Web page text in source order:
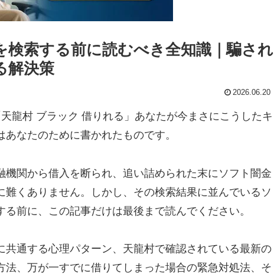
検索する前に読むべき全知識｜騙され
解決策
2026.06.20
龍村 ブラック 借りれる」あなたが今まさにこうしたキ
なたのために書かれたものです。
関から借入を断られ、追い詰められた末にソフト闇金
くありません。しかし、その検索結果に並んでいるソ
前に、この記事だけは最後まで読んでください。
通する心理パターン、天龍村で確認されている最新の
、万が一すでに借りてしまった場合の緊急対処法、そ